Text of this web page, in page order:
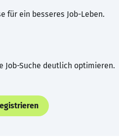
für ein besseres Job-Leben.
Job-Suche deutlich optimieren.